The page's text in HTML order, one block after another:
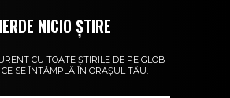
NICIO ȘTIRE
CU TOATE ȘTIRILE DE PE GLOB
SE ÎNTÂMPLĂ ÎN ORAȘUL TĂU.